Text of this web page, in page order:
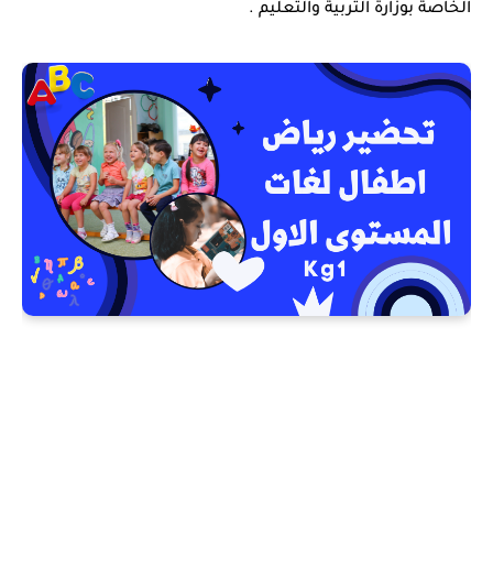
الخاصة بوزارة التربية والتعليم .